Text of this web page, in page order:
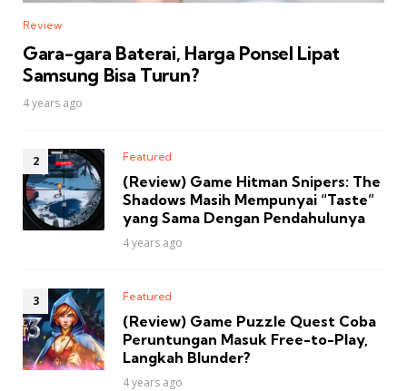
Review
Gara-gara Baterai, Harga Ponsel Lipat
Samsung Bisa Turun?
4 years ago
Featured
(Review) Game Hitman Snipers: The
Shadows Masih Mempunyai “Taste”
yang Sama Dengan Pendahulunya
4 years ago
Featured
(Review) Game Puzzle Quest Coba
Peruntungan Masuk Free-to-Play,
Langkah Blunder?
4 years ago